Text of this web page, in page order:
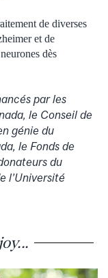
de diverses
et de
dès
par les
le Conseil de
génie du
le Fonds de
du
l’Université